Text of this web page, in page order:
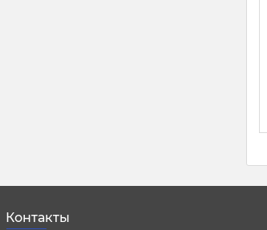
Контакты